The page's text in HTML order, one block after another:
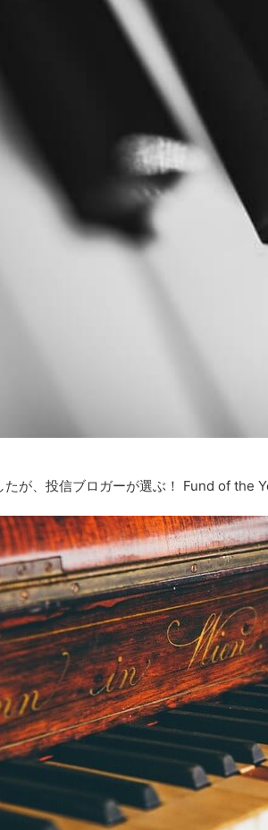
が、投信ブロガーが選ぶ！ Fund of the